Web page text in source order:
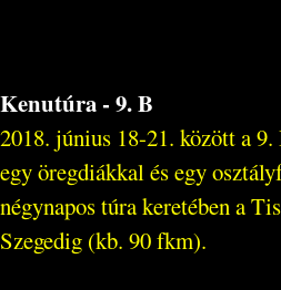
Kenutúra - 9. B
2018. június 18-21. között a
egy öregdiákkal és egy
négynapos túra keretében a
Szegedig (kb. 90 fkm).